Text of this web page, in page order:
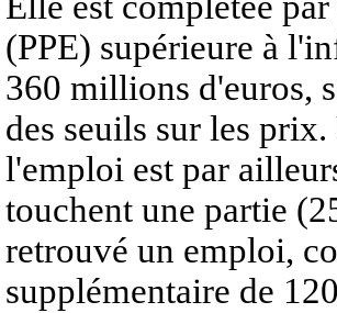
(PPE) supérieure à
360 millions d'euros,
des seuils sur les
l'emploi est par
touchent une partie
retrouvé un emploi,
supplémentaire de